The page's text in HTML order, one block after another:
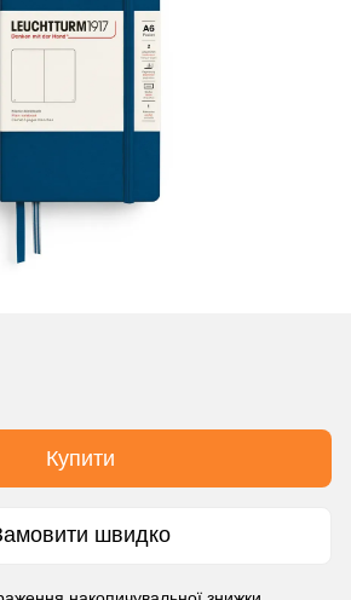
Купити
швидко